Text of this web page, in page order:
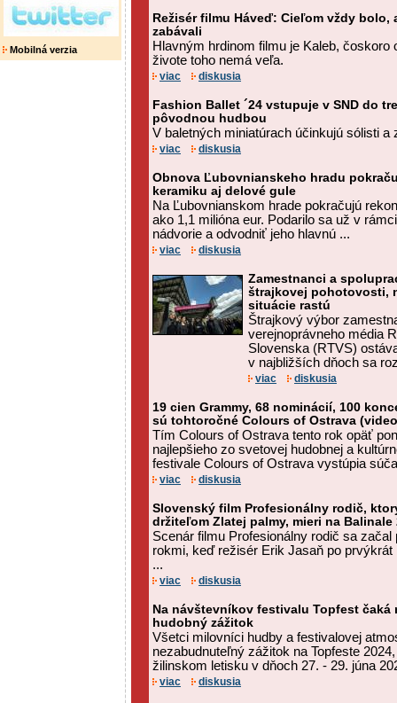
Mobilná verzia
Režisér filmu Háveď: Cieľom vždy bolo,
zabávali
Hlavným hrdinom filmu je Kaleb, čoskoro
živote toho nemá veľa.
viac diskusia
Fashion Ballet ´24 vstupuje v SND do
pôvodnou hudbou
V baletných miniatúrach účinkujú sólisti a
viac diskusia
Obnova Ľubovnianskeho hradu
keramiku aj delové gule
Na Ľubovnianskom hrade pokračujú
ako 1,1 milióna eur. Podarilo sa už v
nádvorie a odvodniť jeho hlavnú ...
viac diskusia
Zamestnanci a
štrajkovej pohotovosti,
situácie rastú
Štrajkový výbor
verejnoprávneho média
Slovenska (RTVS)
v najbližších dňoch sa
viac diskusia
19 cien Grammy, 68 nominácií, 100
sú tohtoročné Colours of Ostrava
Tím Colours of Ostrava tento rok opäť
najlepšieho zo svetovej hudobnej a
festivale Colours of Ostrava vystúpia
viac diskusia
Slovenský film Profesionálny rodič,
držiteľom Zlatej palmy, mieri na Balinale
Scenár filmu Profesionálny rodič sa
rokmi, keď režisér Erik Jasaň po
...
viac diskusia
Na návštevníkov festivalu Topfest čaká
hudobný zážitok
Všetci milovníci hudby a festivalovej
nezabudnuteľný zážitok na Topfeste
žilinskom letisku v dňoch 27. - 29. júna
viac diskusia